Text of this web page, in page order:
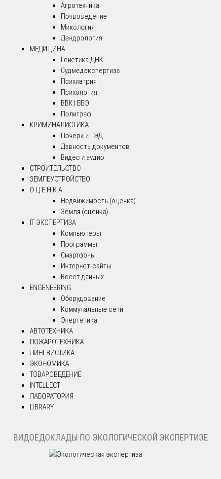
Агротехника
Почвоведение
Микология
Дендрология
МЕДИЦИНА
Генетика ДНК
Судмедэкспертиза
Психиатрия
Психология
ВВК | ВВЭ
Полиграф
КРИМИНАЛИСТИКА
Почерк и ТЭД
Давность документов
Видео и аудио
СТРОИТЕЛЬСТВО
ЗЕМЛЕУСТРОЙСТВО
О Ц Е Н К А
Недвижимость (оценка)
Земля (оценка)
IT ЭКСПЕРТИЗА
Компьютеры
Программы
Смартфоны
Интернет-сайты
Восст.данных
ENGENEERING
Оборудование
Коммунальные сети
Энергетика
АВТОТЕХНИКА
ПОЖАРОТЕХНИКА
ЛИНГВИСТИКА
ЭКОНОМИКА
ТОВАРОВЕДЕНИЕ
INTELLECT
ЛАБОРАТОРИЯ
LIBRARY
ВИДОЕДОКЛАДЫ ПО ЭКОЛОГИЧЕСКОЙ ЭКСПЕРТИЗЕ